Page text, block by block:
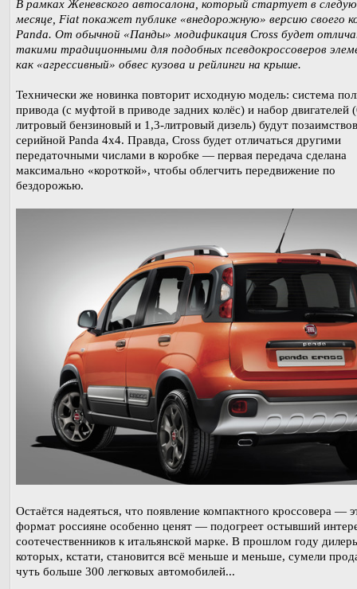
В рамках Женевского автосалона, который стартует в
месяце, Fiat покажет публике «внедорожную» версию своего
Panda. От обычной «Панды» модификация Cross будет
такими традиционными для подобных псевдокроссоверов
как «агрессивный» обвес кузова и рейлинги на крыше.
Технически же новинка повторит исходную модель: система
привода (с муфтой в приводе задних колёс) и набор двигателей
литровый бензиновый и 1,3-литровый дизель) будут
серийной Panda 4x4. Правда, Cross будет отличаться другими
передаточными числами в коробке ― первая передача сделана
максимально «короткой», чтобы облегчить передвижение по
бездорожью.
Остаётся надеяться, что появление компактного кроссовера ―
формат россияне особенно ценят ― подогреет остывший
соотечественников к итальянской марке. В прошлом году
которых, кстати, становится всё меньше и меньше, сумели
чуть больше 300 легковых автомобилей...